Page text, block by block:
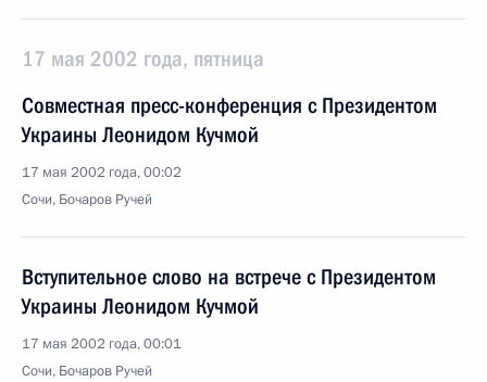
17 мая 2002 года, пятница
Совместная пресс-конференция с Президентом
Украины Леонидом Кучмой
17 мая 2002 года, 00:02
Сочи, Бочаров Ручей
Вступительное слово на встрече с Президентом
Украины Леонидом Кучмой
17 мая 2002 года, 00:01
Сочи, Бочаров Ручей